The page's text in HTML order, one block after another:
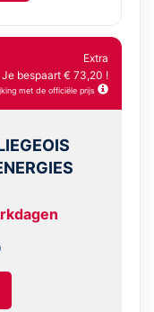
Extra
Je bespaart € 73,20 !
met de officiële prijs